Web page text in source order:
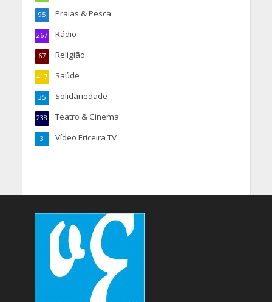
Praias & Pesca
95
Rádio
267
Religião
67
Saúde
417
Solidariedade
35
Teatro & Cinema
238
Vídeo Ericeira TV
3